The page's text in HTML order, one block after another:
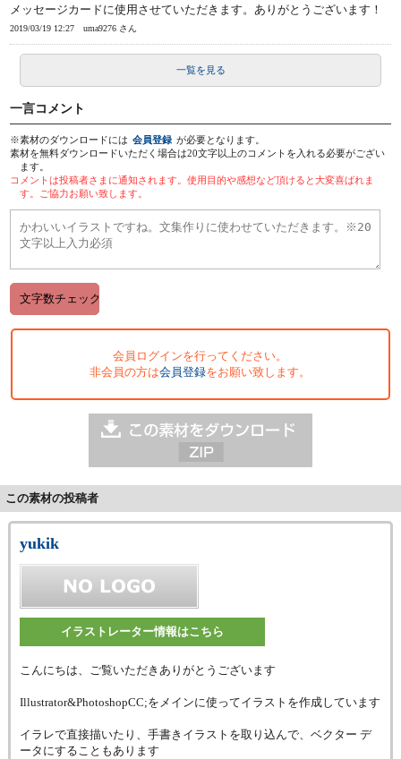
メッセージカードに使用させていただきます。ありがとうございます！
2019/03/19 12:27 uma9276 さん
一覧を見る
一言コメント
※素材のダウンロードには 会員登録 が必要となります。
素材を無料ダウンロードいただく場合は20文字以上のコメントを入れる必要がござい
ます。
コメントは投稿者さまに通知されます。使用目的や感想など頂けると大変喜ばれま
す。ご協力お願い致します。
会員ログインを行ってください。
非会員の方は会員登録をお願い致します。
この素材の投稿者
yukik
イラストレーター情報はこちら
こんにちは、ご覧いただきありがとうございます
Illustrator&PhotoshopCC;をメインに使ってイラストを作成しています
イラレで直接描いたり、手書きイラストを取り込んで、ベクター デ
ータにすることもあります